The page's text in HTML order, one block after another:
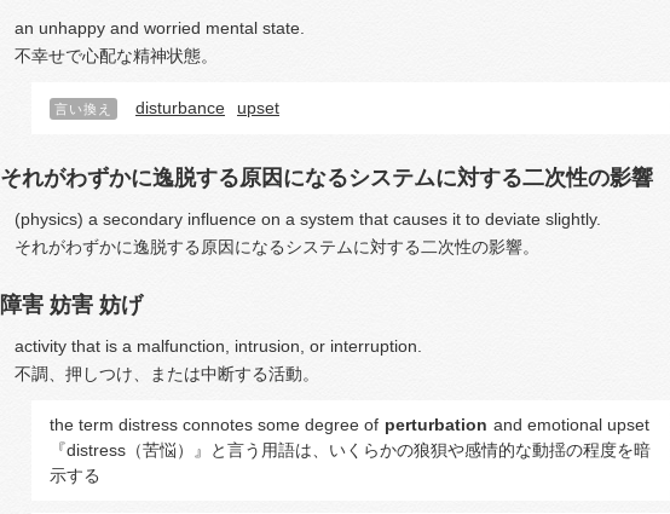
an unhappy and worried mental state.
不幸せで心配な精神状態。
言い換え disturbance upset
それがわずかに逸脱する原因になるシステムに対する二次性の影響
(physics) a secondary influence on a system that causes it to deviate slightly.
それがわずかに逸脱する原因になるシステムに対する二次性の影響。
障害 妨害 妨げ
activity that is a malfunction, intrusion, or interruption.
不調、押しつけ、または中断する活動。
the term distress connotes some degree of perturbation and emotional upset
『distress（苦悩）』と言う用語は、いくらかの狼狽や感情的な動揺の程度を暗
示する